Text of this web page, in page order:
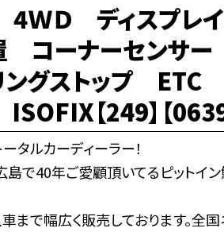
Ｄ ディスプレ
ーナーセンサ
ングストップ
【249】【
ルカーディーラー！
で40年ご愛顧頂いてるピットイ
で幅広く販売しております。全国